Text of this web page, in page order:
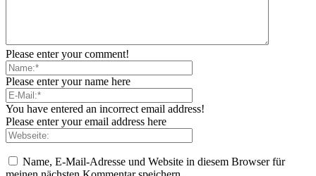
Please enter your comment!
Please enter your name here
You have entered an incorrect email address!
Please enter your email address here
Name, E-Mail-Adresse und Website in diesem Browser für